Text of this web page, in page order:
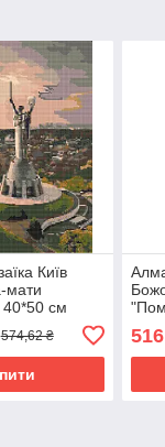
Київ
мати
40*50 см
574,62 ₴